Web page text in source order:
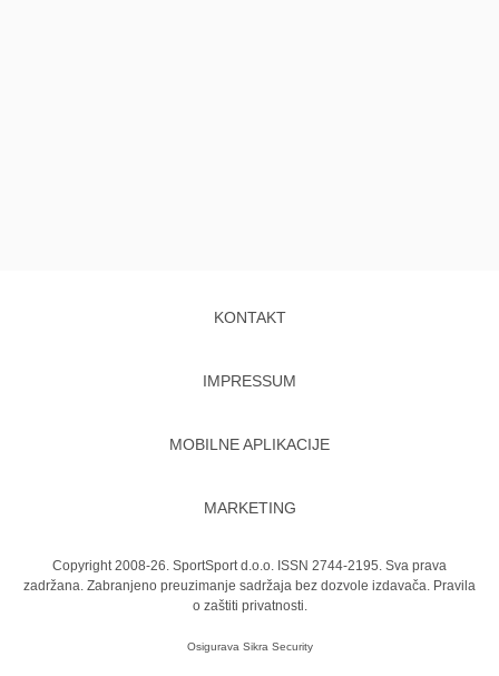
KONTAKT
IMPRESSUM
MOBILNE APLIKACIJE
MARKETING
Copyright 2008-26. SportSport d.o.o. ISSN 2744-2195. Sva prava
zadržana. Zabranjeno preuzimanje sadržaja bez dozvole izdavača. Pravila
o zaštiti privatnosti.
Osigurava Sikra Security